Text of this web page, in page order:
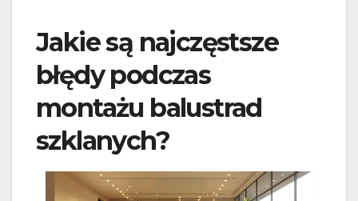
Jakie są najczęstsze
błędy podczas
montażu balustrad
szklanych?